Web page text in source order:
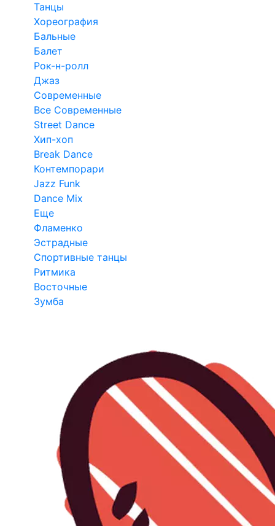
Танцы
Хореография
Бальные
Балет
Рок-н-ролл
Джаз
Современные
Все Современные
Street Dance
Хип-хоп
Break Dance
Контемпорари
Jazz Funk
Dance Mix
Еще
Фламенко
Эстрадные
Спортивные танцы
Ритмика
Восточные
Зумба